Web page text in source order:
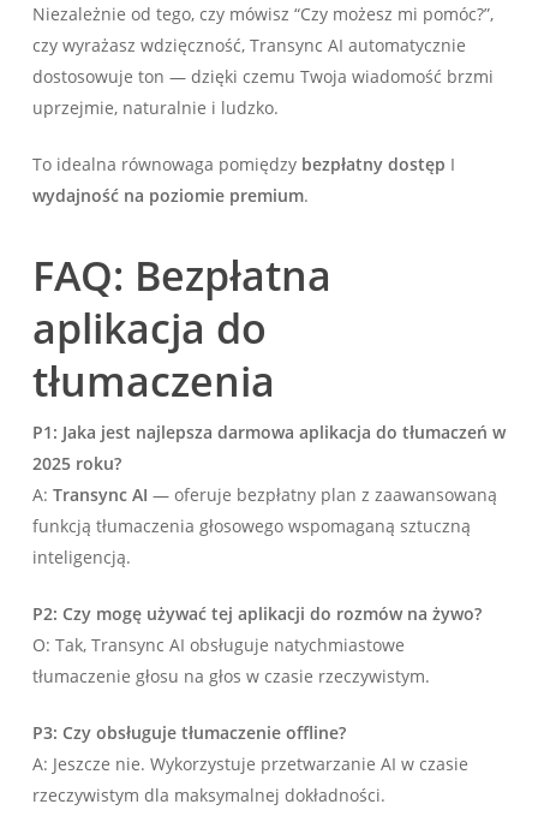
Niezależnie od tego, czy mówisz “Czy możesz mi pomóc?”,
czy wyrażasz wdzięczność, Transync AI automatycznie
dostosowuje ton — dzięki czemu Twoja wiadomość brzmi
uprzejmie, naturalnie i ludzko.
To idealna równowaga pomiędzy bezpłatny dostęp I
wydajność na poziomie premium.
FAQ: Bezpłatna
aplikacja do
tłumaczenia
P1: Jaka jest najlepsza darmowa aplikacja do tłumaczeń w
2025 roku?
A: Transync AI — oferuje bezpłatny plan z zaawansowaną
funkcją tłumaczenia głosowego wspomaganą sztuczną
inteligencją.
P2: Czy mogę używać tej aplikacji do rozmów na żywo?
O: Tak, Transync AI obsługuje natychmiastowe
tłumaczenie głosu na głos w czasie rzeczywistym.
P3: Czy obsługuje tłumaczenie offline?
A: Jeszcze nie. Wykorzystuje przetwarzanie AI w czasie
rzeczywistym dla maksymalnej dokładności.